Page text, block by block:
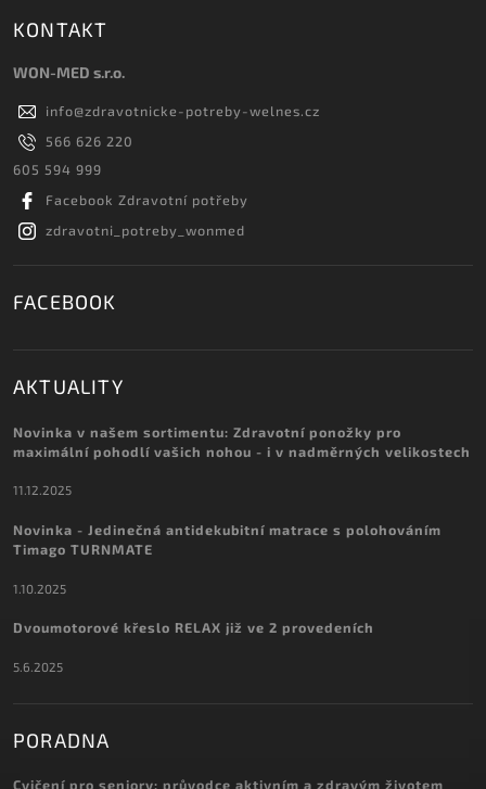
KONTAKT
WON-MED s.r.o.
info@zdravotnicke-potreby-welnes.cz
566 626 220
605 594 999
Facebook Zdravotní potřeby
zdravotni_potreby_wonmed
FACEBOOK
AKTUALITY
Novinka v našem sortimentu: Zdravotní ponožky pro
maximální pohodlí vašich nohou - i v nadměrných velikostech
11.12.2025
Novinka - Jedinečná antidekubitní matrace s polohováním
Timago TURNMATE
1.10.2025
Dvoumotorové křeslo RELAX již ve 2 provedeních
5.6.2025
PORADNA
Cvičení pro seniory: průvodce aktivním a zdravým životem